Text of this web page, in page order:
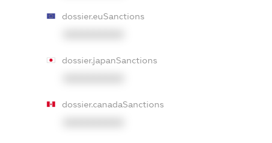
dossier.euSanctions
dossier.japanSanctions
dossier.canadaSanctions